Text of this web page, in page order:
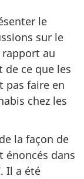
le
sur le
au
ce que les
pas faire en
chez les
la façon de
énoncés dans
Il a été